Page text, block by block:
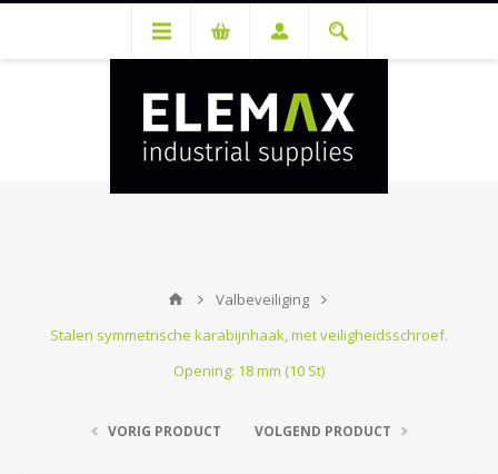
Je hebt een account nodig om prijzen te bekijken en bestellingen te
Valbeveiliging
Stalen symmetrische karabijnhaak, met veiligheidsschroef.
Opening: 18 mm (10 St)
VORIG PRODUCT VOLGEND PRODUCT